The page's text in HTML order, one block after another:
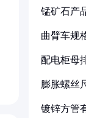
锰矿石产
曲臂车规
配电柜母
膨胀螺丝
镀锌方管